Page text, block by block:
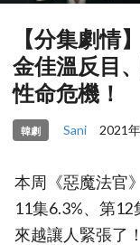
【分集劇情
金佳溫反目
性命危機！
韓劇 Sani 2021
本周《惡魔法官
11集6.3%、第
來越讓人緊張了！